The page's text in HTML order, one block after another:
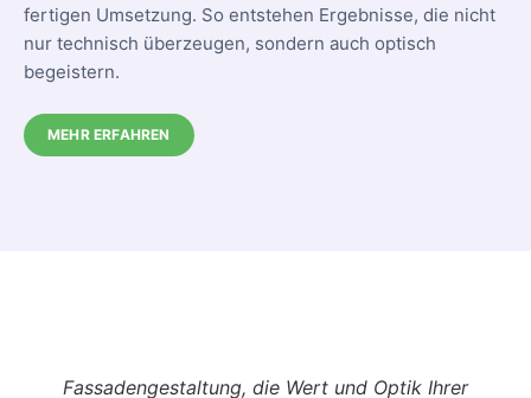
fertigen Umsetzung. So entstehen Ergebnisse, die nicht
nur technisch überzeugen, sondern auch optisch
begeistern.
MEHR ERFAHREN
Fassadengestaltung, die Wert und Optik Ihrer